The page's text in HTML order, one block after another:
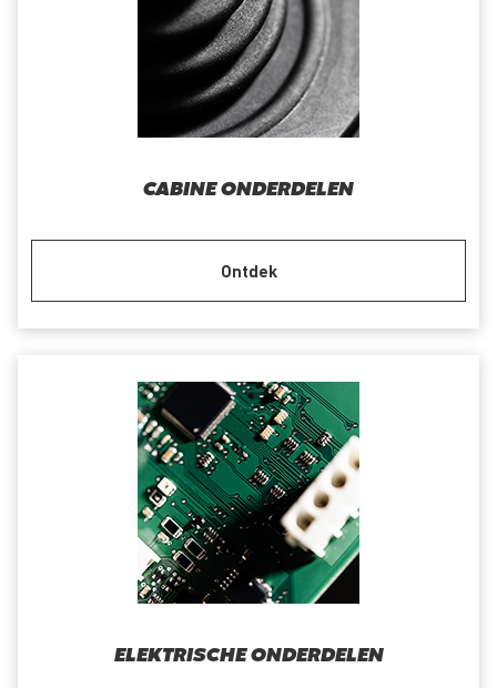
CABINE ONDERDELEN
Ontdek
ELEKTRISCHE ONDERDELEN